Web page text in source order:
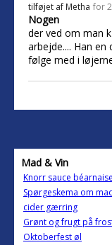
tilføjet af Metha for
Nogen
der ved om man
arbejde.... Han en
følge med i
Mad & Vin
Knorr sauce béarnaise
Spørgeskema om
cider gærring
Grønt og frugt på
Oktoberfest øl